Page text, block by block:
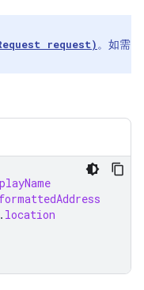
request) 。如需
formattedAddress
. location